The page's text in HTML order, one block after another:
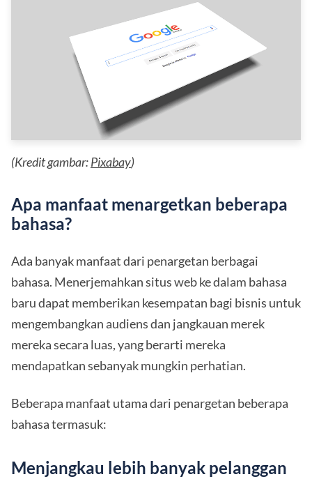
(Kredit gambar:Pixabay)
Apa manfaat menargetkan beberapa
bahasa?
Ada banyak manfaat dari penargetan berbagai
bahasa. Menerjemahkan situs web ke dalam bahasa
baru dapat memberikan kesempatan bagi bisnis untuk
mengembangkan audiens dan jangkauan merek
mereka secara luas, yang berarti mereka
mendapatkan sebanyak mungkin perhatian.
Beberapa manfaat utama dari penargetan beberapa
bahasa termasuk:
Menjangkau lebih banyak pelanggan